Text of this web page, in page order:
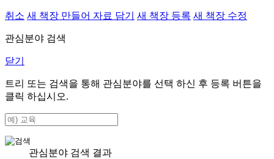
취소 새 책장 만들어 자료 담기 새 책장 등록 새 책장 수정
관심분야 검색
닫기
트리 또는 검색을 통해 관심분야를 선택 하신 후 등록 버튼을
클릭 하십시오.
관심분야 검색 결과